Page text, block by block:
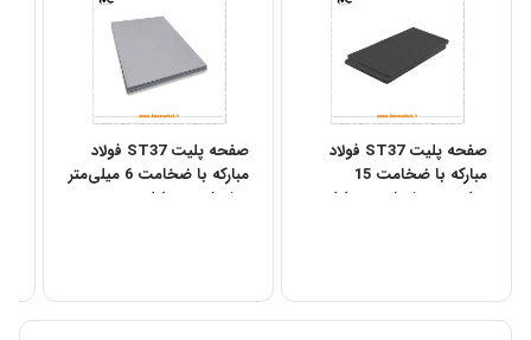
صفحه پلیت ST37 فولاد
مبارکه با ضخامت 15
میلی‌متر – ابعاد مستطیلی
صفحه پلیت ST37 فولاد
مبارکه با ضخامت 6 میلی‌متر
– ابعاد مستطیلی